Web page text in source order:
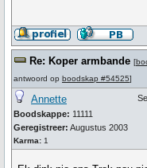
Re: Koper armbande [
antwoord op boodskap #54525]
Annette
Boodskappe: 11111
Geregistreer: Augustus 2003
Karma: 1